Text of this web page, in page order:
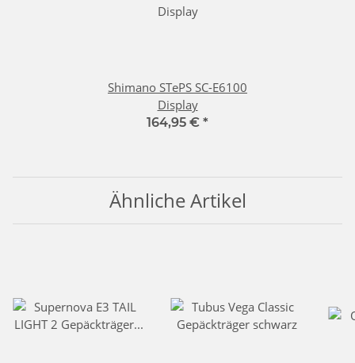
Shimano STePS SC-E6100
Display
164,95 € *
Ähnliche Artikel